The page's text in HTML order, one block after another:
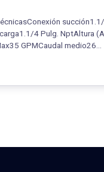
succión1.1/
4 Pulg. NptAltura
GPMCaudal medio26…